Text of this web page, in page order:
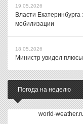
19.05.2026
Власти
мобилизации
18.05.2026
Министр увидел
Погода на неделю
world-